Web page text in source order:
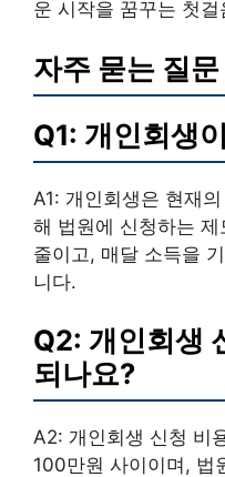
운 시작을 꿈꾸는 첫
자주 묻는 질
Q1: 개인회생
A1: 개인회생은 현재
해 법원에 신청하는
줄이고, 매달 소득을
니다.
Q2: 개인회생
되나요?
A2: 개인회생 신청 비
100만원 사이이며, 법